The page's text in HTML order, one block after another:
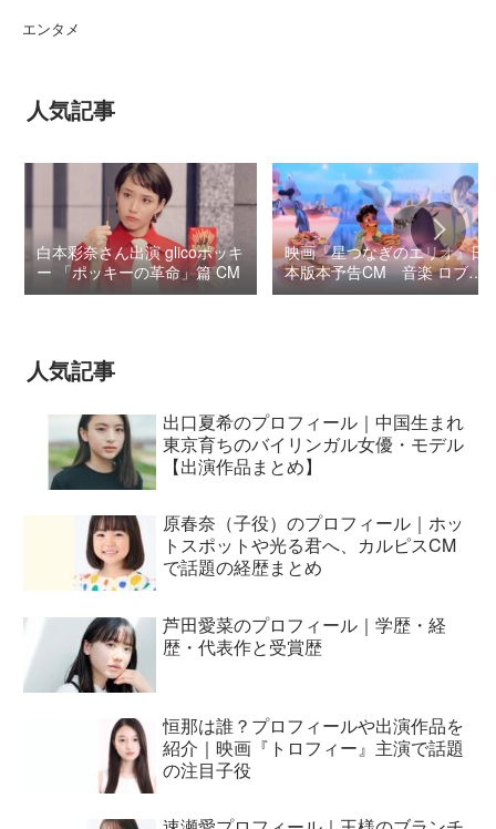
エンタメ
人気記事
白本彩奈さん出演 glicoポッキ
ー 「ポッキーの革命」篇 CM
映画『星つなぎのエリオ』日
本版本予告CM 音楽 ロブ・
シモンセン /
人気記事
出口夏希のプロフィール｜中国生まれ
東京育ちのバイリンガル女優・モデル
【出演作品まとめ】
原春奈（子役）のプロフィール｜ホッ
トスポットや光る君へ、カルピスCM
で話題の経歴まとめ
芦田愛菜のプロフィール｜学歴・経
歴・代表作と受賞歴
恒那は誰？プロフィールや出演作品を
紹介｜映画『トロフィー』主演で話題
の注目子役